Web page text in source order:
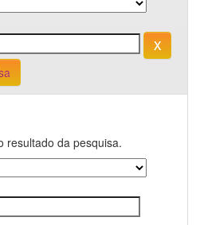
resultado da pesquisa.